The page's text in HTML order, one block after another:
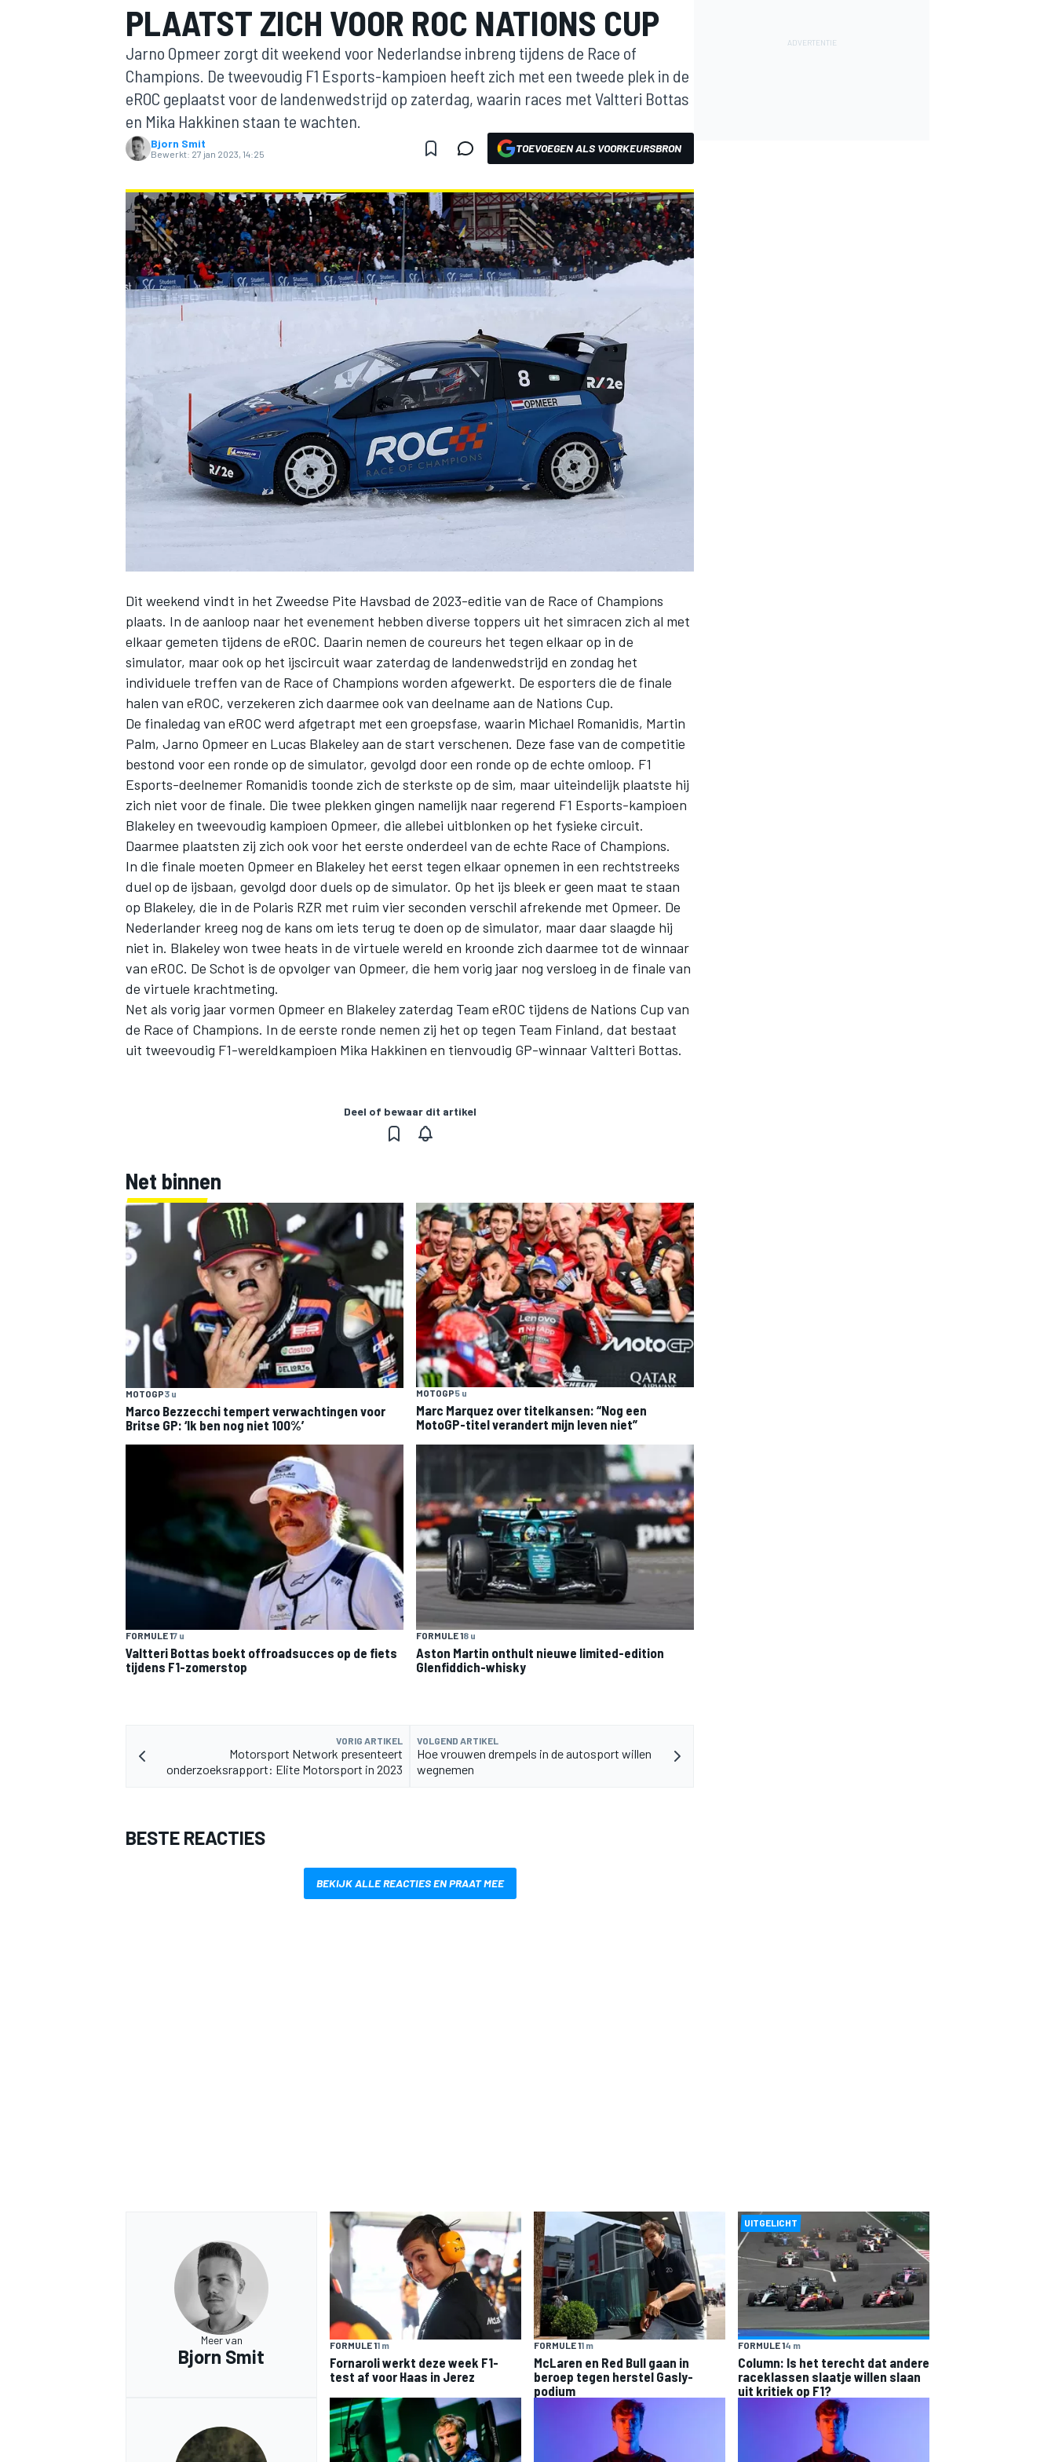
INDYCAR
WEC DTM
PLAATST ZICH VOOR ROC NATIONS CUP
Jarno Opmeer zorgt dit weekend voor Nederlandse inbreng tijdens de Race of
Champions. De tweevoudig F1 Esports-kampioen heeft zich met een tweede plek in de
eROC geplaatst voor de landenwedstrijd op zaterdag, waarin races met Valtteri Bottas
en Mika Hakkinen staan te wachten.
Bjorn Smit
Bewerkt: 27 jan 2023, 14:25 TOEVOEGEN ALS VOORKEURSBRON
Dit weekend vindt in het Zweedse Pite Havsbad de 2023-editie van de Race of Champions
plaats. In de aanloop naar het evenement hebben diverse toppers uit het simracen zich al met
elkaar gemeten tijdens de eROC. Daarin nemen de coureurs het tegen elkaar op in de
simulator, maar ook op het ijscircuit waar zaterdag de landenwedstrijd en zondag het
individuele treffen van de Race of Champions worden afgewerkt. De esporters die de finale
halen van eROC, verzekeren zich daarmee ook van deelname aan de Nations Cup.
De finaledag van eROC werd afgetrapt met een groepsfase, waarin Michael Romanidis, Martin
Palm, Jarno Opmeeren Lucas Blakeley aan de start verschenen. Deze fase van de competitie
bestond voor een ronde op de simulator, gevolgd door een ronde op de echte omloop. F1
Esports-deelnemer Romanidis toonde zich de sterkste op de sim, maar uiteindelijk plaatste hij
zich niet voor de finale. Die twee plekken gingen namelijk naar regerend F1 Esports-kampioen
Blakeley en tweevoudig kampioen Opmeer, die allebei uitblonken op het fysieke circuit.
Daarmee plaatsten zij zich ook voor het eerste onderdeel van de echte Race of Champions.
In die finale moeten Opmeer en Blakeley het eerst tegen elkaar opnemen in een rechtstreeks
duel op de ijsbaan, gevolgd door duels op de simulator. Op het ijs bleek er geen maat te staan
op Blakeley, die in de Polaris RZR met ruim vier seconden verschil afrekende met Opmeer. De
Nederlander kreeg nog de kans om iets terug te doen op de simulator, maar daar slaagde hij
niet in. Blakeley won twee heats in de virtuele wereld en kroonde zich daarmee tot de winnaar
van eROC. De Schot is de opvolger van Opmeer, die hem vorig jaar nog versloeg in de finale van
de virtuele krachtmeting.
Net als vorig jaar vormen Opmeer en Blakeley zaterdag Team eROC tijdens de Nations Cup van
de Race of Champions. In de eerste ronde nemen zij het op tegen Team Finland, dat bestaat
uit tweevoudig F1-wereldkampioen Mika Hakkinen en tienvoudig GP-winnaarValtteri Bottas.
Deel of bewaar dit artikel
Net binnen
MOTOGP3 u
Marco Bezzecchi tempert verwachtingen voor
Britse GP: ‘Ik ben nog niet 100%’
MOTOGP5 u
Marc Marquez over titelkansen: “Nog een
MotoGP-titel verandert mijn leven niet”
FORMULE 17 u
Valtteri Bottas boekt offroadsucces op de fiets
tijdens F1-zomerstop
FORMULE 18 u
Aston Martin onthult nieuwe limited-edition
Glenfiddich-whisky
VORIG ARTIKEL
Motorsport Network presenteert
onderzoeksrapport: Elite Motorsport in 2023
VOLGEND ARTIKEL
Hoe vrouwen drempels in de autosport willen
wegnemen
BESTE REACTIES
BEKIJK ALLE REACTIES EN PRAAT MEE
Meer van
Bjorn Smit
FORMULE 11 m
Fornaroli werkt deze week F1-
test af voor Haas in Jerez
FORMULE 11 m
McLaren en Red Bull gaan in
beroep tegen herstel Gasly-
podium
UITGELICHT
FORMULE 14 m
Column: Is het terecht dat andere
raceklassen slaatje willen slaan
uit kritiek op F1?